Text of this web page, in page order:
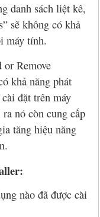
danh sách liệt kê,
sẽ không có khả
máy tính.
Remove
khả năng phát
đặt trên máy
nó còn cung cấp
tăng hiệu năng
nào đã được cài